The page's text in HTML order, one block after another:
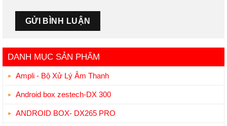
DANH MỤC SẢN PHẨM
Ampli - Bộ Xử Lý Âm Thanh
Android box zestech-DX 300
ANDROID BOX- DX265 PRO